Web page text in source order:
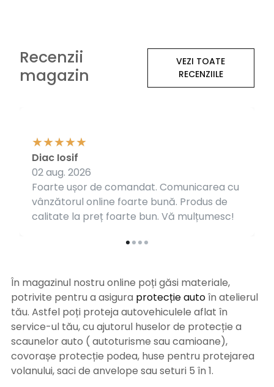
Recenzii
magazin
VEZI TOATE
RECENZIILE
Foarte ușor de comandat. Comunicarea cu
vânzătorul online foarte bună. Produs de
calitate la preț foarte bun. Vă mulțumesc!
Diac Iosif
02 aug. 2026
În magazinul nostru online poți găsi materiale,
potrivite pentru a asigura protecție autoîn atelierul
tău. Astfel poți proteja autovehiculele aflat în
service-ul tău, cu ajutorul huselor de protecție a
scaunelor auto ( autoturisme sau camioane),
covorașe protecție podea, huse pentru protejarea
volanului, saci de anvelope sau seturi 5 în 1.